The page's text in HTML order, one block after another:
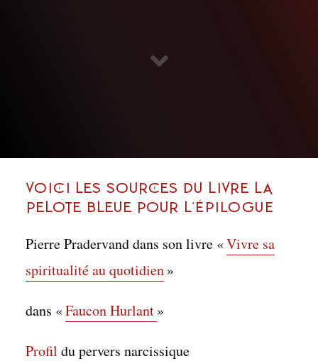
VOICI LES SOURCES DU LIVRE LA
PELOTE BLEUE POUR L’épilogue
Pierre Pradervand dans son livre «Vivre sa
spiritualité au quotidien»
dans «Faucon Hurlant»
Profil du pervers narcissique